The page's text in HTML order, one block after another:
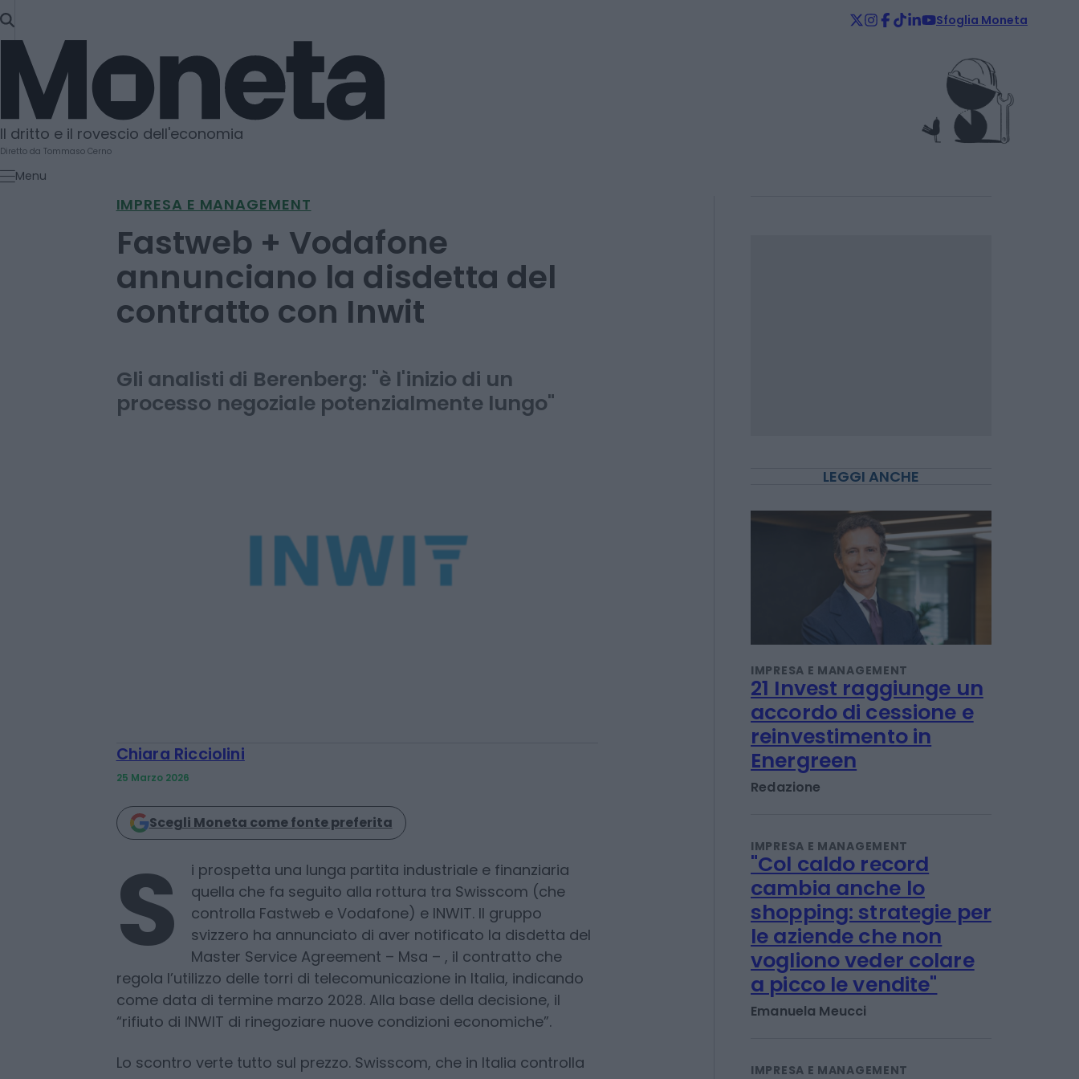
SKIP
TO
CONTENT
Sfoglia Moneta
Moneta
Il dritto e il rovescio dell'economia
Diretto da Tommaso Cerno
Menu
IMPRESA E MANAGEMENT
Fastweb + Vodafone
contratto con Inwit
Chiara Ricciolini
Scegli Moneta come fonte preferita
S
i prospetta una lunga partita industriale e finanziaria
quella che fa seguito alla rottura tra Swisscom (che
controlla Fastweb e Vodafone) e INWIT. Il gruppo
svizzero ha annunciato di aver notificato la disdetta del
Master Service Agreement – Msa – , il contratto che
come data di termine marzo 2028. Alla base della decisione, il
LEGGI ANCHE
IMPRESA E MANAGEMENT
21 Invest raggiunge un
accordo di cessione e
Redazione
IMPRESA E MANAGEMENT
"Col caldo record
cambia anche lo
shopping: strategie per
le aziende che non